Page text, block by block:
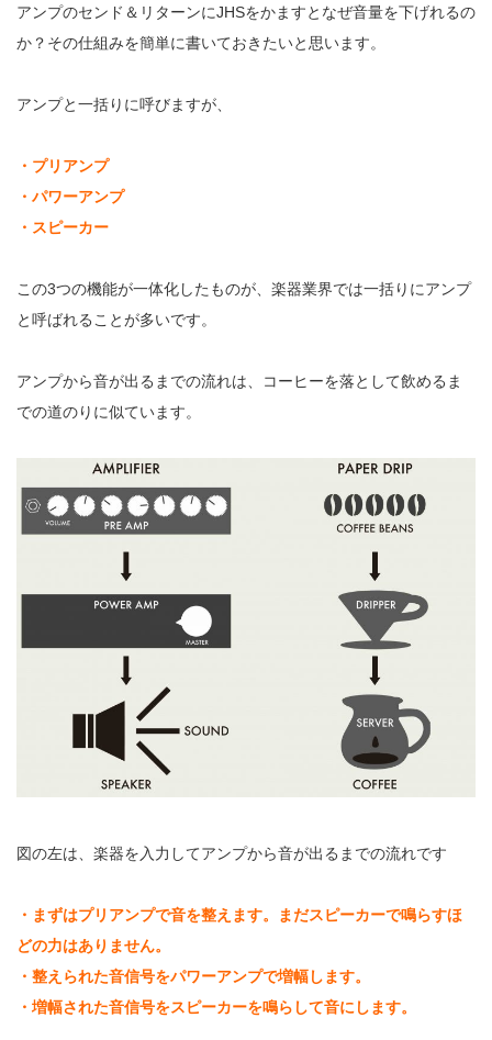
アンプのセンド＆リターンにJHSをかますとなぜ音量を下げれるの
か？その仕組みを簡単に書いておきたいと思います。
アンプと一括りに呼びますが、
・プリアンプ
・パワーアンプ
・スピーカー
この3つの機能が一体化したものが、楽器業界では一括りにアンプ
と呼ばれることが多いです。
アンプから音が出るまでの流れは、コーヒーを落として飲めるま
での道のりに似ています。
図の左は、楽器を入力してアンプから音が出るまでの流れです
・まずはプリアンプで音を整えます。まだスピーカーで鳴らすほ
どの力はありません。
・整えられた音信号をパワーアンプで増幅します。
・増幅された音信号をスピーカーを鳴らして音にします。